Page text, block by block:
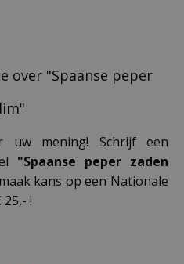
over "Spaanse peper
uw mening! Schrijf een
"Spaanse peper zaden
kans op een Nationale
!